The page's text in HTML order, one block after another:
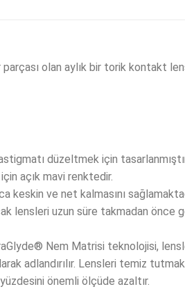
olan aylık bir torik kontakt
düzeltmek için
açık mavi renktedir.
keskin ve net kalmasını
lensleri uzun süre takmadan önce
Nem Matrisi teknolojisi,
adlandırılır. Lensleri temiz
önemli ölçüde azaltır.